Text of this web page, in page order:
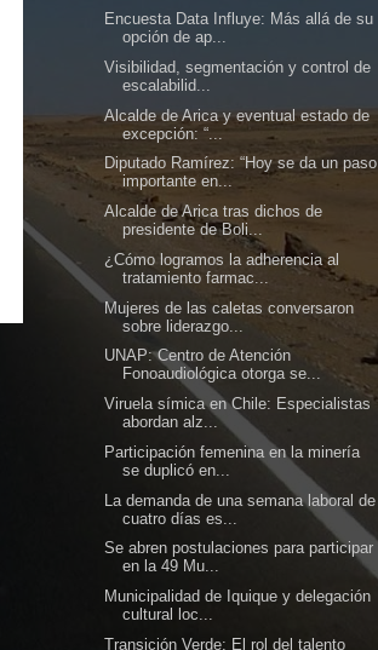
Encuesta Data Influye: Más allá de su
opción de ap...
Visibilidad, segmentación y control de
escalabilid...
Alcalde de Arica y eventual estado de
excepción: “...
Diputado Ramírez: “Hoy se da un paso
importante en...
Alcalde de Arica tras dichos de
presidente de Boli...
¿Cómo logramos la adherencia al
tratamiento farmac...
Mujeres de las caletas conversaron
sobre liderazgo...
UNAP: Centro de Atención
Fonoaudiológica otorga se...
Viruela símica en Chile: Especialistas
abordan alz...
Participación femenina en la minería
se duplicó en...
La demanda de una semana laboral de
cuatro días es...
Se abren postulaciones para participar
en la 49 Mu...
Municipalidad de Iquique y delegación
cultural loc...
Transición Verde: El rol del talento